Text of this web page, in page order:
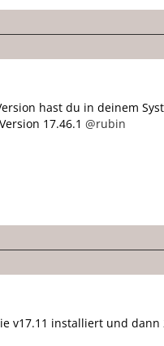
hast du in deinem
17.46.1@rubin
v17.11 installiert und dann